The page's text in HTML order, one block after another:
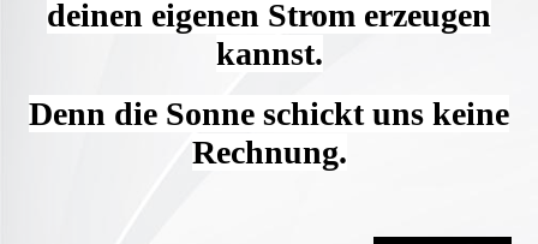
deinen eigenen Strom erzeugen
kannst.
Denn die Sonne schickt uns keine
Rechnung.